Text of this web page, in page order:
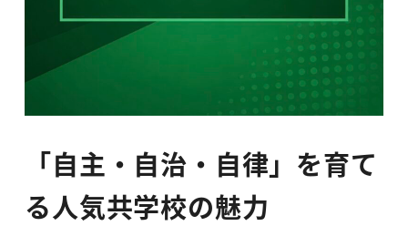
「自主・自治・自律」を育て
る人気共学校の魅力